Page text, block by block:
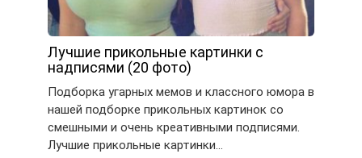
Лучшие прикольные картинки с
надписями (20 фото)
Подборка угарных мемов и классного юмора в
нашей подборке прикольных картинок со
смешными и очень креативными подписями.
Лучшие прикольные картинки…